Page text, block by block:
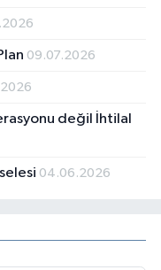
09.07.2026
değil İhtilal
04.06.2026